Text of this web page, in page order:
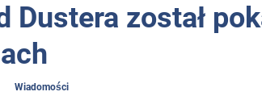
Dustera został
Wiadomości